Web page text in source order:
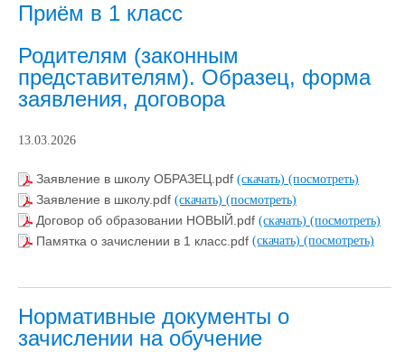
Приём в 1 класс
Родителям (законным
представителям). Образец, форма
заявления, договора
13.03.2026
Заявление в школу ОБРАЗЕЦ.pdf (скачать) (посмотреть)
Заявление в школу.pdf (скачать) (посмотреть)
Договор об образовании НОВЫЙ.pdf (скачать) (посмотреть)
Памятка о зачислении в 1 класс.pdf (скачать) (посмотреть)
Нормативные документы о
зачислении на обучение